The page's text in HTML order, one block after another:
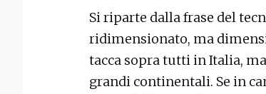
Si riparte dalla frase del
ridimensionato, ma
tacca sopra tutti in Italia,
grandi continentali. Se in